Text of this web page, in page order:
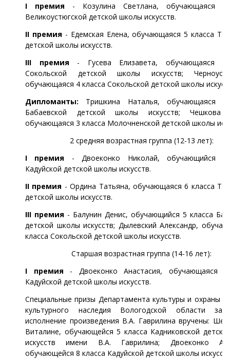
I премия - Козулина Светлана, обучающаяся 4
Великоустюгской детской школы искусств.
II премия - Едемская Елена, обучающаяся 5 класса
детской школы искусств.
III премия - Гусева Елизавета, обучающаяся 2
Сокольской детской школы искусств; Черноус
обучающаяся 4 класса Сокольской детской школы
Дипломанты: Тришкина Наталья, обучающаяся 5
Бабаевской детской школы искусств; Чешкова
обучающаяся 3 класса Молочненской детской школы
2 средняя возрастная группа (12-13 лет):
I премия - Двоеконко Николай, обучающийся 7
Кадуйской детской школы искусств.
II премия - Ордина Татьяна, обучающаяся 6 класса
детской школы искусств.
III премия - Балунин Денис, обучающийся 5 класса
детской школы искусств; Дылевский Александр,
класса Сокольской детской школы искусств.
Старшая возрастная группа (14-16 лет):
I премия - Двоеконко Анастасия, обучающаяся 8
Кадуйской детской школы искусств.
Специальные призы Департамента культуры и охраны
культурного наследия Вологодской области за
исполнение произведения В.А. Гаврилина вручены:
Виталине, обучающейся 5 класса Кадниковской
искусств имени В.А. Гаврилина; Двоеконко
обучающейся 8 класса Кадуйской детской школы